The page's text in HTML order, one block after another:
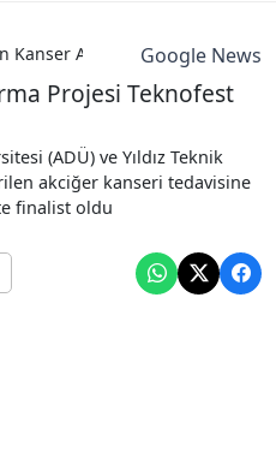
Kanser Araştırma Projesi
Google News
Projesi Teknofest
(ADÜ) ve Yıldız Teknik
akciğer kanseri tedavisine
finalist oldu